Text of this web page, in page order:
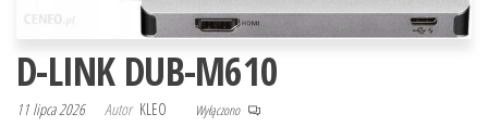
D-LINK DUB-M610
11 lipca 2026 Autor KLEO Wyłączono